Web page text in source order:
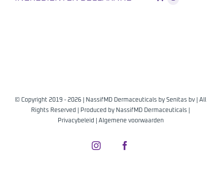
© Copyright 2019 - 2026 | NassifMD Dermaceuticals by Senitas bv | All
Rights Reserved | Produced by NassifMD Dermaceuticals
Privacybeleid
Algemene voorwaarden
InstagramFacebook